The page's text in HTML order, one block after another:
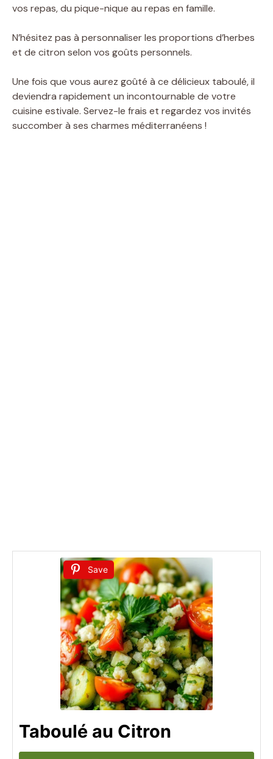
vos repas, du pique-nique au repas en famille.
N’hésitez pas à personnaliser les proportions d’herbes
et de citron selon vos goûts personnels.
Une fois que vous aurez goûté à ce délicieux taboulé, il
deviendra rapidement un incontournable de votre
cuisine estivale. Servez-le frais et regardez vos invités
succomber à ses charmes méditerranéens !
Save
Taboulé au Citron